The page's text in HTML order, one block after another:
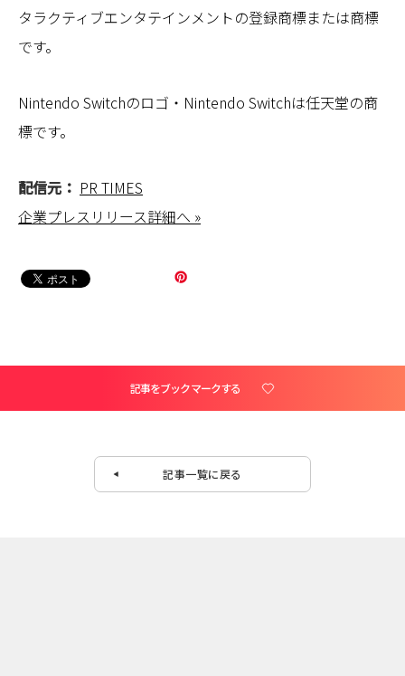
タラクティブエンタテインメントの登録商標または商標
です。
Nintendo Switchのロゴ・Nintendo Switchは任天堂の商
標です。
配信元： PR TIMES
企業プレスリリース詳細へ »
記事をブックマークする
記事一覧に戻る